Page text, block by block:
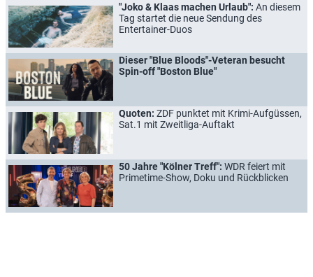
"Joko & Klaas machen Urlaub": An diesem
Tag startet die neue Sendung des
Entertainer-Duos
Dieser "Blue Bloods"-Veteran besucht
Spin-off "Boston Blue"
Quoten: ZDF punktet mit Krimi-Aufgüssen,
Sat.1 mit Zweitliga-Auftakt
50 Jahre "Kölner Treff": WDR feiert mit
Primetime-Show, Doku und Rückblicken